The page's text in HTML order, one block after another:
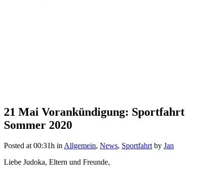
Vorankündigung: Sportfahrt
Sommer 2020
21 Mai Vorankündigung: Sportfahrt
Sommer 2020
Posted at 00:31h in Allgemein, News, Sportfahrt by Jan
Liebe Judoka, Eltern und Freunde,